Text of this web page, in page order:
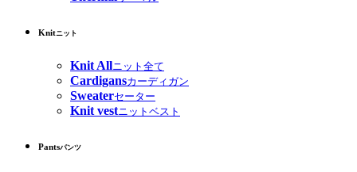
Knitニット
Knit Allニット全て
Cardigansカーディガン
Sweaterセーター
Knit vestニットベスト
Pantsパンツ